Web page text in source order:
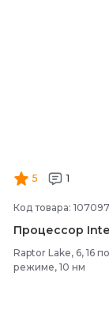
5 1
Код товара:
Процессор
Raptor Lake, 6, 16
режиме, 10 нм